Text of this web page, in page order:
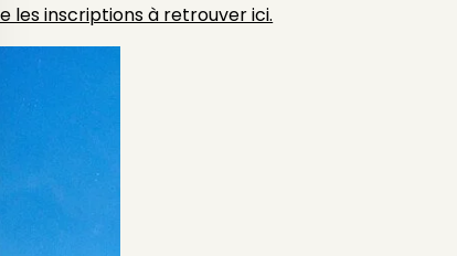
les inscriptions à retrouver ici.